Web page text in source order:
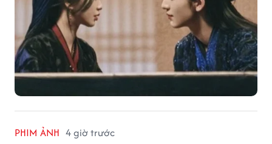
PHIM ẢNH 4 giờ trước